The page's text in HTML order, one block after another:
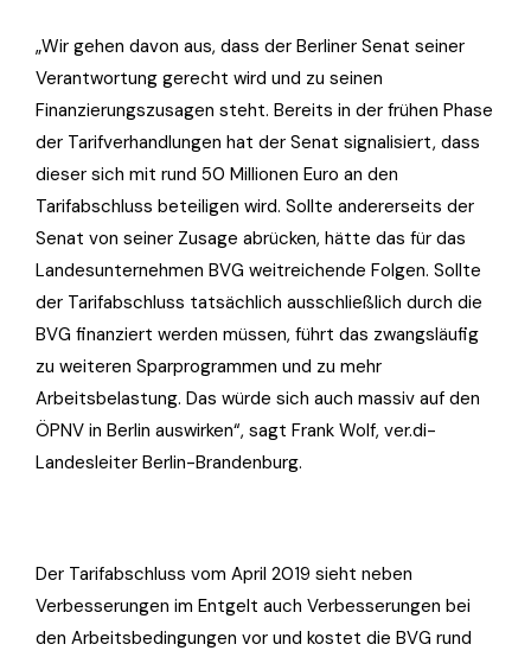
„Wir gehen davon aus, dass der Berliner Senat seiner
Verantwortung gerecht wird und zu seinen
Finanzierungszusagen steht. Bereits in der frühen Phase
der Tarifverhandlungen hat der Senat signalisiert, dass
dieser sich mit rund 50 Millionen Euro an den
Tarifabschluss beteiligen wird. Sollte andererseits der
Senat von seiner Zusage abrücken, hätte das für das
Landesunternehmen BVG weitreichende Folgen. Sollte
der Tarifabschluss tatsächlich ausschließlich durch die
BVG finanziert werden müssen, führt das zwangsläufig
zu weiteren Sparprogrammen und zu mehr
Arbeitsbelastung. Das würde sich auch massiv auf den
ÖPNV in Berlin auswirken“, sagt Frank Wolf, ver.di-
Landesleiter Berlin-Brandenburg.
Der Tarifabschluss vom April 2019 sieht neben
Verbesserungen im Entgelt auch Verbesserungen bei
den Arbeitsbedingungen vor und kostet die BVG rund